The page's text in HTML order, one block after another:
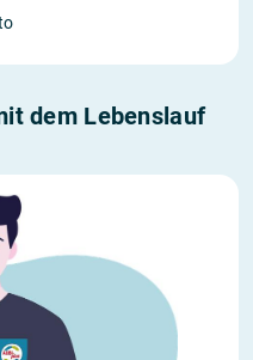
dem Lebenslauf